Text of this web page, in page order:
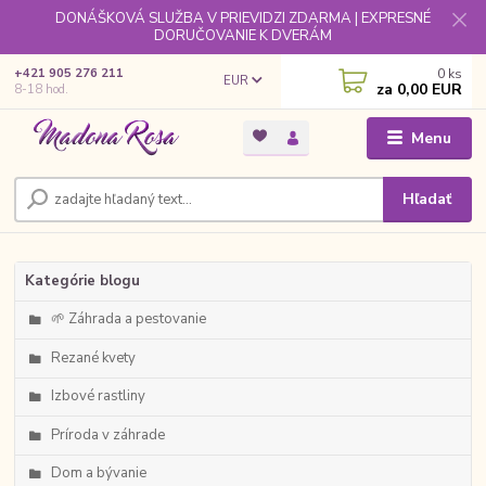
DONÁŠKOVÁ SLUŽBA V PRIEVIDZI ZDARMA | EXPRESNÉ
DORUČOVANIE K DVERÁM
Menu
EUR
Hľadať
+421 905 276 211
8-18 hod.
0 ks
za 0,00 EUR
Kategórie blogu
🌱 Záhrada a pestovanie
Rezané kvety
Izbové rastliny
Príroda v záhrade
Dom a bývanie